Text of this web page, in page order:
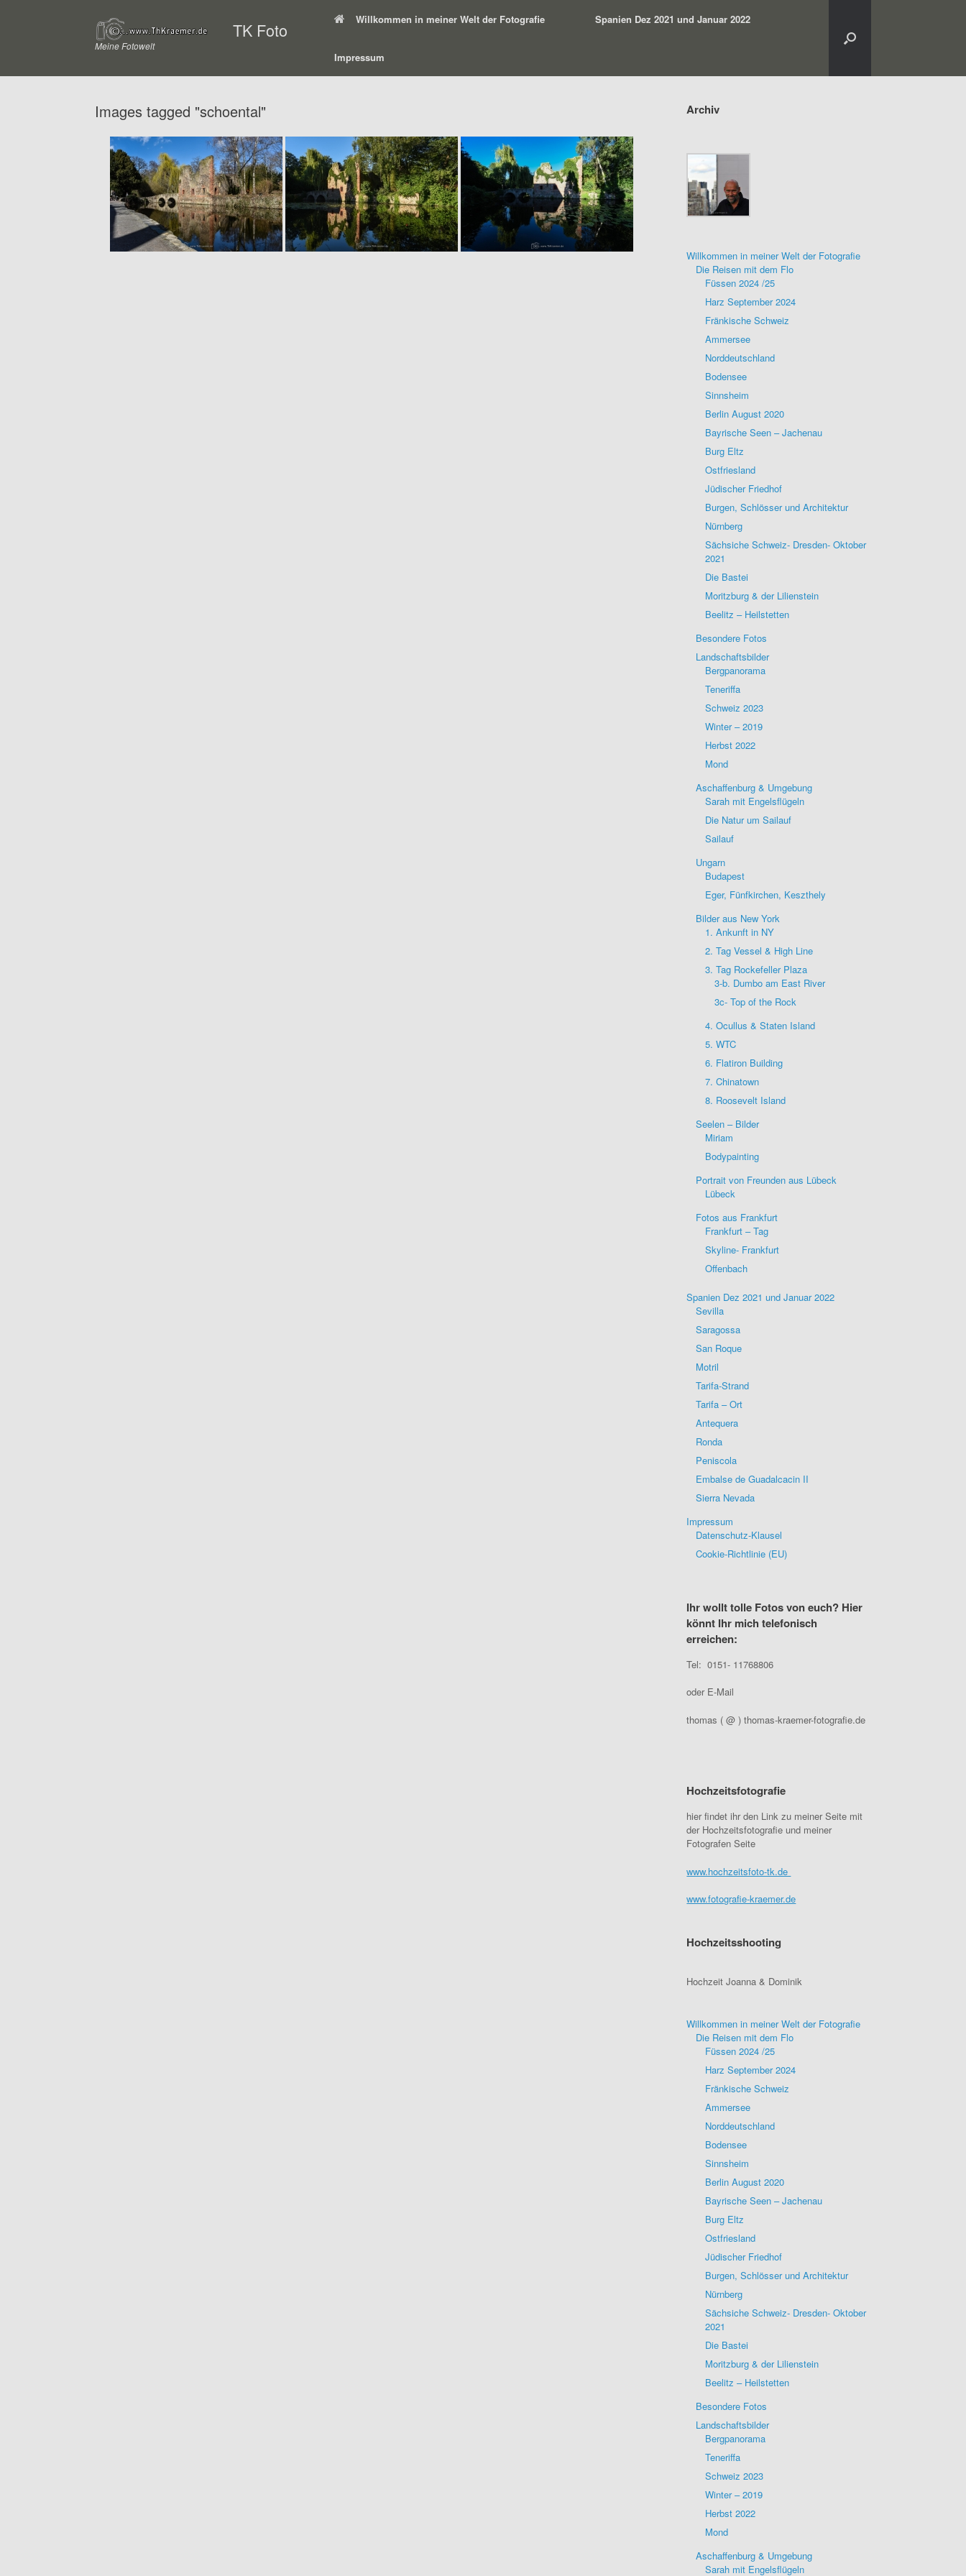
TK Foto
Meine Fotowelt
Willkommen in meiner Welt der Fotografie Spanien Dez 2021 und Januar 2022
Impressum
Images tagged "schoental" Archiv
Willkommen in meiner Welt der Fotografie
Die Reisen mit dem Flo
Füssen 2024 /25
Harz September 2024
Fränkische Schweiz
Ammersee
Norddeutschland
Bodensee
Sinnsheim
Berlin August 2020
Bayrische Seen – Jachenau
Burg Eltz
Ostfriesland
Jüdischer Friedhof
Burgen, Schlösser und Architektur
Nürnberg
Sächsiche Schweiz- Dresden- Oktober
2021
Die Bastei
Moritzburg & der Lilienstein
Beelitz – Heilstetten
Besondere Fotos
Landschaftsbilder
Bergpanorama
Teneriffa
Schweiz 2023
Winter – 2019
Herbst 2022
Mond
Aschaffenburg & Umgebung
Sarah mit Engelsflügeln
Die Natur um Sailauf
Sailauf
Ungarn
Budapest
Eger, Fünfkirchen, Keszthely
Bilder aus New York
1. Ankunft in NY
2. Tag Vessel & High Line
3. Tag Rockefeller Plaza
3-b. Dumbo am East River
3c- Top of the Rock
4. Ocullus & Staten Island
5. WTC
6. Flatiron Building
7. Chinatown
8. Roosevelt Island
Seelen – Bilder
Miriam
Bodypainting
Portrait von Freunden aus Lübeck
Lübeck
Fotos aus Frankfurt
Frankfurt – Tag
Skyline- Frankfurt
Offenbach
Spanien Dez 2021 und Januar 2022
Sevilla
Saragossa
San Roque
Motril
Tarifa-Strand
Tarifa – Ort
Antequera
Ronda
Peniscola
Embalse de Guadalcacin II
Sierra Nevada
Impressum
Datenschutz-Klausel
Cookie-Richtlinie (EU)
Ihr wollt tolle Fotos von euch? Hier
könnt Ihr mich telefonisch
erreichen:
Tel: 0151- 11768806
oder E-Mail
thomas ( @ ) thomas-kraemer-fotografie.de
Hochzeitsfotografie
hier findet ihr den Link zu meiner Seite mit
der Hochzeitsfotografie und meiner
Fotografen Seite
www.hochzeitsfoto-tk.de
www.fotografie-kraemer.de
Hochzeitsshooting
Hochzeit Joanna & Dominik
Willkommen in meiner Welt der Fotografie
Die Reisen mit dem Flo
Füssen 2024 /25
Harz September 2024
Fränkische Schweiz
Ammersee
Norddeutschland
Bodensee
Sinnsheim
Berlin August 2020
Bayrische Seen – Jachenau
Burg Eltz
Ostfriesland
Jüdischer Friedhof
Burgen, Schlösser und Architektur
Nürnberg
Sächsiche Schweiz- Dresden- Oktober
2021
Die Bastei
Moritzburg & der Lilienstein
Beelitz – Heilstetten
Besondere Fotos
Landschaftsbilder
Bergpanorama
Teneriffa
Schweiz 2023
Winter – 2019
Herbst 2022
Mond
Aschaffenburg & Umgebung
Sarah mit Engelsflügeln